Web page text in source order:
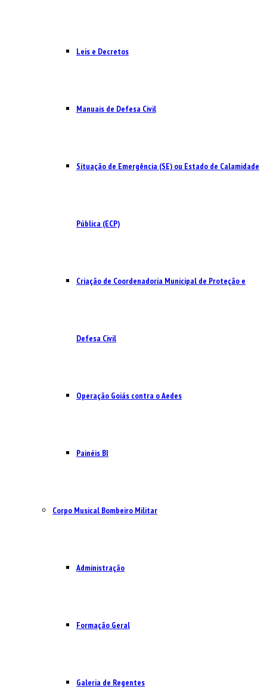
Leis e Decretos
Manuais de Defesa Civil
Situação de Emergência (SE) ou Estado de Calamidade
Pública (ECP)
Criação de Coordenadoria Municipal de Proteção e
Defesa Civil
Operação Goiás contra o Aedes
Painéis BI
Corpo Musical Bombeiro Militar
Administração
Formação Geral
Galeria de Regentes